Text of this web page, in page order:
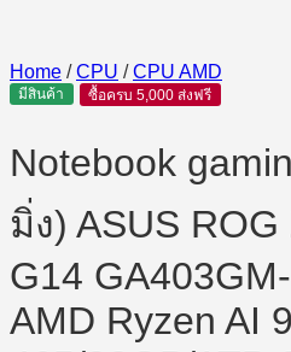
Home / CPU / CPU AMD
มีสินค้า ซื้อครบ 5,000 ส่งฟรี
Notebook
มิ่ง) ASUS
G14
AMD Ryzen AI 9